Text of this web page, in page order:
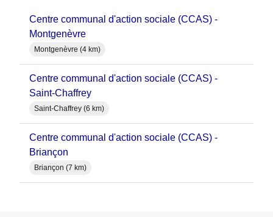
Centre communal d'action sociale (CCAS) -
Montgenèvre
Montgenèvre (4 km)
Centre communal d'action sociale (CCAS) -
Saint-Chaffrey
Saint-Chaffrey (6 km)
Centre communal d'action sociale (CCAS) -
Briançon
Briançon (7 km)